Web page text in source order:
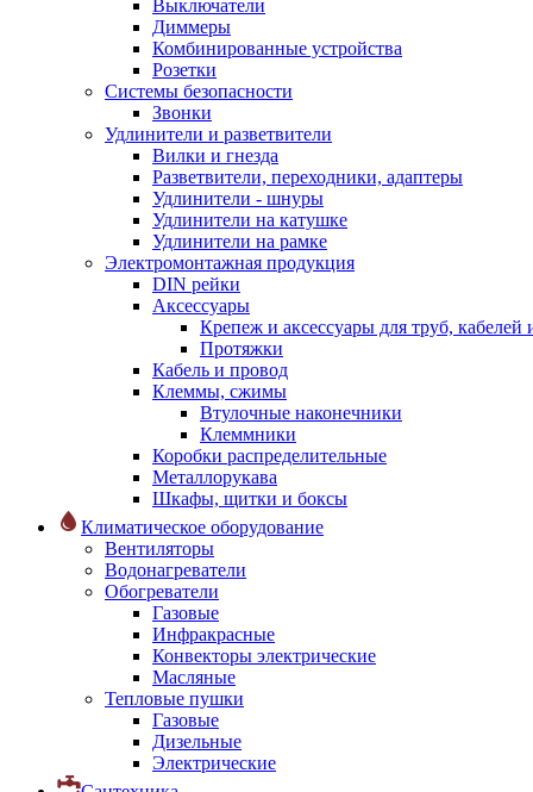
Выключатели
Диммеры
Комбинированные устройства
Розетки
Системы безопасности
Звонки
Удлинители и разветвители
Вилки и гнезда
Разветвители, переходники, адаптеры
Удлинители - шнуры
Удлинители на катушке
Удлинители на рамке
Электромонтажная продукция
DIN рейки
Аксессуары
Крепеж и аксессуары для труб, кабелей
Протяжки
Кабель и провод
Клеммы, сжимы
Втулочные наконечники
Клеммники
Коробки распределительные
Металлорукава
Шкафы, щитки и боксы
Климатическое оборудование
Вентиляторы
Водонагреватели
Обогреватели
Газовые
Инфракрасные
Конвекторы электрические
Масляные
Тепловые пушки
Газовые
Дизельные
Электрические